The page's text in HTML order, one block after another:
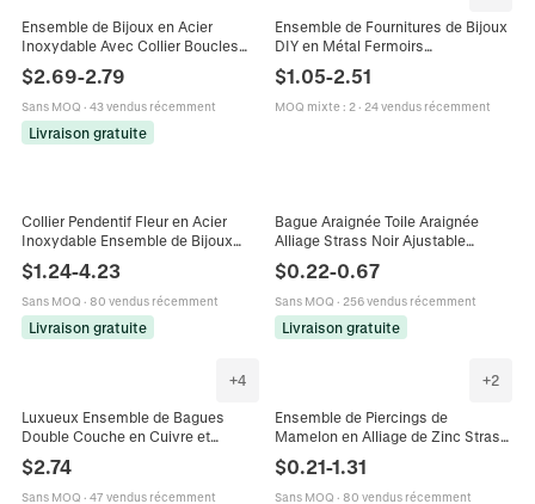
Ensemble de Bijoux en Acier
Inoxydable Avec Collier Boucles
d'Oreilles Bague pour Femme
Plaqué Or Pierre Œil de Chat Strass
Émail Camélia Pendentif
$2.69-2.79
Sans MOQ · 43 vendus récemment
Livraison gratuite
Ensemble de Fournitures de Bijoux
DIY en Métal Fermoirs
Mousquetons Et Anneaux de
Jonction Couleurs Assorties Avec
Boîte Pour Création de Bijoux
$1.05-2.51
MOQ mixte: 2· 24 vendus récemment
Collier Pendentif Fleur en Acier
Inoxydable Ensemble de Bijoux
Incrusté de Strass Colorés Avec
Boucles d'Oreilles et Bague
Ouverte Réglable pour Femme
$1.24-4.23
Sans MOQ · 80 vendus récemment
Livraison gratuite
Bague Araignée Toile Araignée
Alliage Strass Noir Ajustable
Ouverte Retro Punk Y2K Bijoux
$0.22-0.67
Sans MOQ · 256 vendus récemment
Livraison gratuite
+4
Luxueux Ensemble de Bagues
Double Couche en Cuivre et
Blanc Mariage Fiançailles Mariée
Banquet Bijoux
$2.74
Sans MOQ · 47 vendus récemment
+2
Ensemble de Piercings de
Mamelon en Alliage de Zinc Strass
Argent Barbell Femme
$0.21-1.31
Sans MOQ · 80 vendus récemment